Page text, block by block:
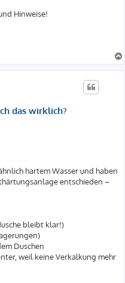
Hinweise!
das wirklich?
hartem Wasser und haben
entschieden –
bleibt klar!)
Duschen
weil keine Verkalkung mehr